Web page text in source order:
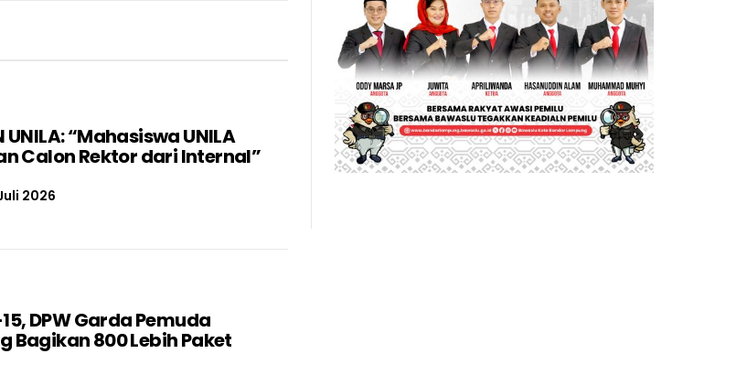
UNILA: “Mahasiswa UNILA
Calon Rektor dari Internal”
2026
DPW Garda Pemuda
Bagikan 800 Lebih Paket